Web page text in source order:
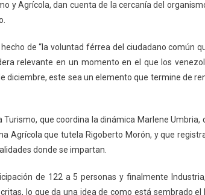
y Agrícola, dan cuenta de la cercanía del
de “la voluntad férrea del ciudadano común
relevante en un momento en el que los
diciembre, este sea un elemento que termine de
que coordina la dinámica Marlene Umbria,
Agrícola que tutela Rigoberto Morón, y que
donde se impartan.
de 122 a 5 personas y finalmente
lo que da una idea de como está sembrado el